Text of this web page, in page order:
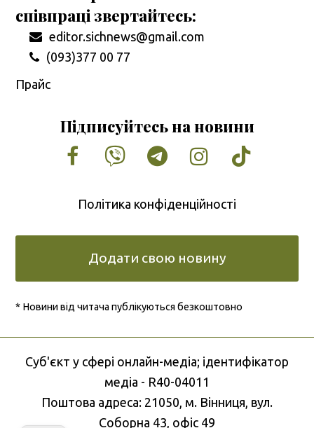
співпраці звертайтесь:
editor.sichnews@gmail.com
(093)377 00 77
Прайс
Підписуйтесь на новини
Facebook
VimeoTumblrInstagram
Tiktok
Політика конфіденційності
Додати свою новину
* Новини від читача публікуються безкоштовно
Cуб'єкт у сфері онлайн-медіа; ідентифікатор
медіа - R40-04011
Поштова адреса: 21050, м. Вінниця, вул.
Соборна 43, офіс 49